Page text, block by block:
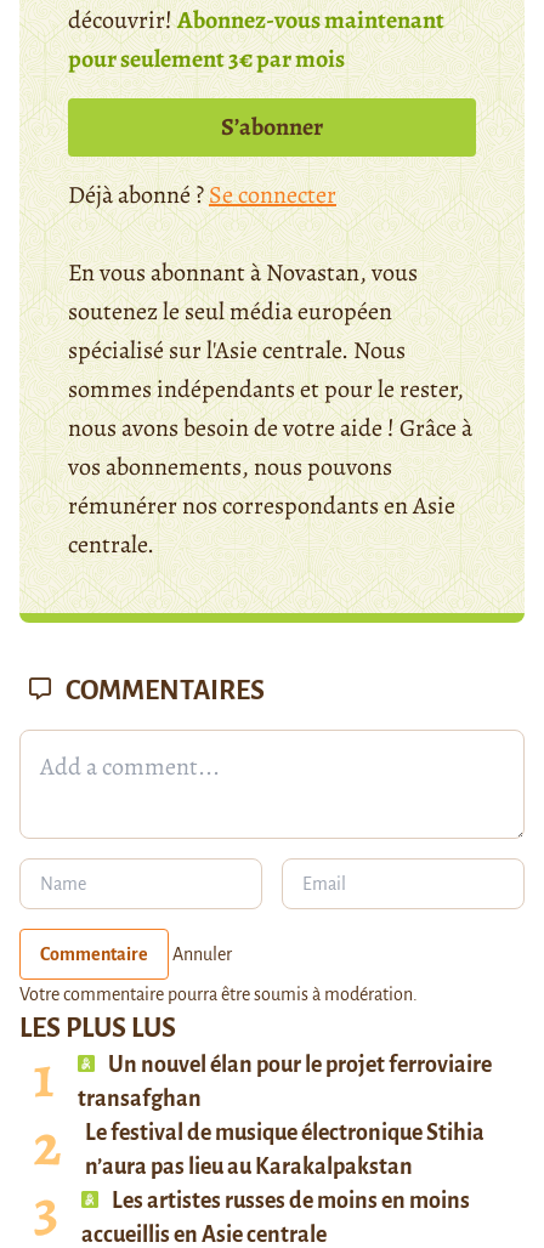
découvrir!Abonnez-vous maintenant
pour seulement 3€ par mois
S’abonner
Déjà abonné ?Se connecter
En vous abonnant à Novastan, vous
soutenez le seul média européen
spécialisé sur l'Asie centrale. Nous
sommes indépendants et pour le rester,
nous avons besoin de votre aide ! Grâce à
vos abonnements, nous pouvons
rémunérer nos correspondants en Asie
centrale.
LES PLUS LUS
Un nouvel élan pour le projet ferroviaire
transafghan
Le festival de musique électronique Stihia
n’aura pas lieu au Karakalpakstan
Les artistes russes de moins en moins
accueillis en Asie centrale
COMMENTAIRES
Commentaire Annuler
Votre commentaire pourra être soumis à modération.